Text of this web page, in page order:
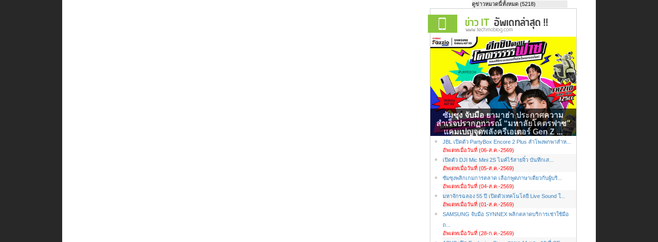
ดูข่าวหมวดนี้ทั้งหมด (5218)
ซัมซุง จับมือ ยามาฮ่า ประกาศความ
สำเร็จปรากฏการณ์ “มหาลัยโคตรฟาซ”
แคมเปญจุดพลังครีเอเตอร์ Gen Z ...
JBL เปิดตัว PartyBox Encore 2 Plus ลำโพงพกพาสำห...
อัพเดทเมื่อวันที่ (06-ส.ค.-2569)
เปิดตัว DJI Mic Mini 2S ไมค์ไร้สายจิ๋ว บันทึกเส...
อัพเดทเมื่อวันที่ (05-ส.ค.-2569)
ซัมซุงพลิกเกมการตลาด เลือกพูดภาษาเดียวกับผู้บริ...
อัพเดทเมื่อวันที่ (04-ส.ค.-2569)
มหาจักรฉลอง 55 ปี เปิดตัวเทคโนโลยี Live Sound ใ...
อัพเดทเมื่อวันที่ (01-ส.ค.-2569)
SAMSUNG จับมือ SYNNEX พลิกตลาดบริการเช่าใช้มือ
ถ...
อัพเดทเมื่อวันที่ (28-ก.ค.-2569)